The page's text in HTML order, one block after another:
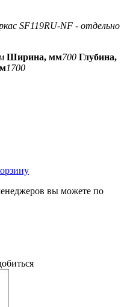
SF119RU-NF - отдельно
Ширина, мм700 Глубина,
1700
вы можете по